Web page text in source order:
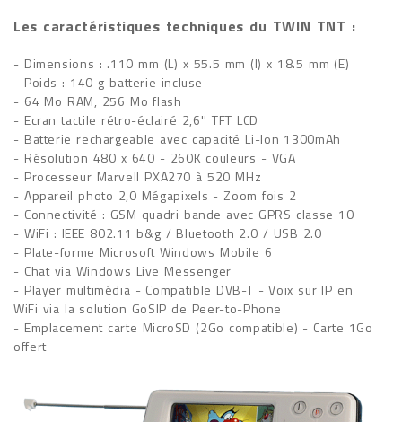
Les caractéristiques techniques du TWIN TNT :
- Dimensions : .110 mm (L) x 55.5 mm (l) x 18.5 mm (E)
- Poids : 140 g batterie incluse
- 64 Mo RAM, 256 Mo flash
- Ecran tactile rétro-éclairé 2,6'' TFT LCD
- Batterie rechargeable avec capacité Li-lon 1300mAh
- Résolution 480 x 640 - 260K couleurs - VGA
- Processeur Marvell PXA270 à 520 MHz
- Appareil photo 2,0 Mégapixels - Zoom fois 2
- Connectivité : GSM quadri bande avec GPRS classe 10
- WiFi : IEEE 802.11 b&g / Bluetooth 2.0 / USB 2.0
- Plate-forme Microsoft Windows Mobile 6
- Chat via Windows Live Messenger
- Player multimédia - Compatible DVB-T - Voix sur IP en
WiFi via la solution GoSIP de Peer-to-Phone
- Emplacement carte MicroSD (2Go compatible) - Carte 1Go
offert